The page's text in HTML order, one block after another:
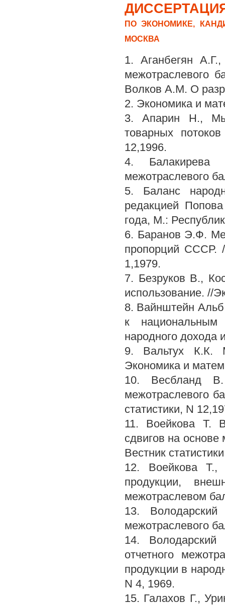
ПО ЭКОНОМИКЕ,
МОСКВА
1. Аганбегян
межотраслевого
Волков A.M. О
2. Экономика и
3. Апарин Н.,
товарных
12,1996.
4. Балакирева
межотраслевого
5. Баланс
редакцией
года, М.:
6. Баранов Э.Ф.
пропорций СССР.
1,1979.
7. Безруков В.,
использование. //
8. Вайнштейн
к национальным
народного дохода
9. Вальтух К.К.
Экономика и
10. Весбланд В.
межотраслевого
статистики, N
11. Воейкова Т.
сдвигов на
Вестник
12. Воейкова Т.,
продукции,
межотраслевом
13.
межотраслевого
14.
отчетного
продукции в
N 4, 1969.
15. Галахов Г.,